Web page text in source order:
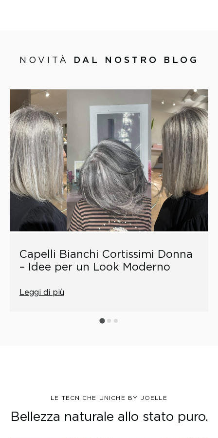
NOVITÀ DAL NOSTRO BLOG
Capelli Bianchi Cortissimi Donna
– Idee per un Look Moderno
Leggi di più
LE TECNICHE UNICHE BY JOELLE
Bellezza naturale allo stato puro.